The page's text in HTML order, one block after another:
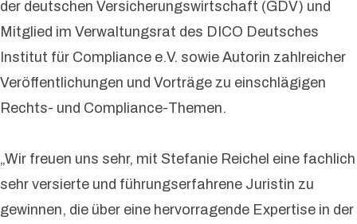
der deutschen Versicherungswirtschaft (GDV) und
Mitglied im Verwaltungsrat des DICO Deutsches
Institut für Compliance e.V. sowie Autorin zahlreicher
Veröffentlichungen und Vorträge zu einschlägigen
Rechts- und Compliance-Themen.
„Wir freuen uns sehr, mit Stefanie Reichel eine fachlich
sehr versierte und führungserfahrene Juristin zu
gewinnen, die über eine hervorragende Expertise in der